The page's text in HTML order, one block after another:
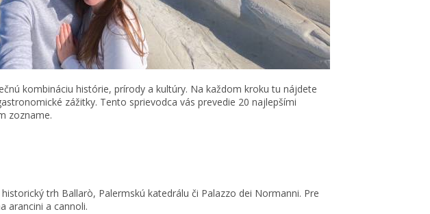
kombináciu histórie, prírody a kultúry. Na každom kroku tu nájdete
zážitky. Tento sprievodca vás prevedie 20 najlepšími
zozname.
trh Ballarò, Palermskú katedrálu či Palazzo dei Normanni. Pre
arancini a cannoli.